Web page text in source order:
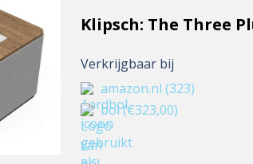
Klipsch: The Three
Verkrijgbaar bij
amazon.nl (323)
bol(€323,00)